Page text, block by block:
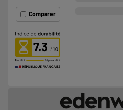
Comparer
7.3